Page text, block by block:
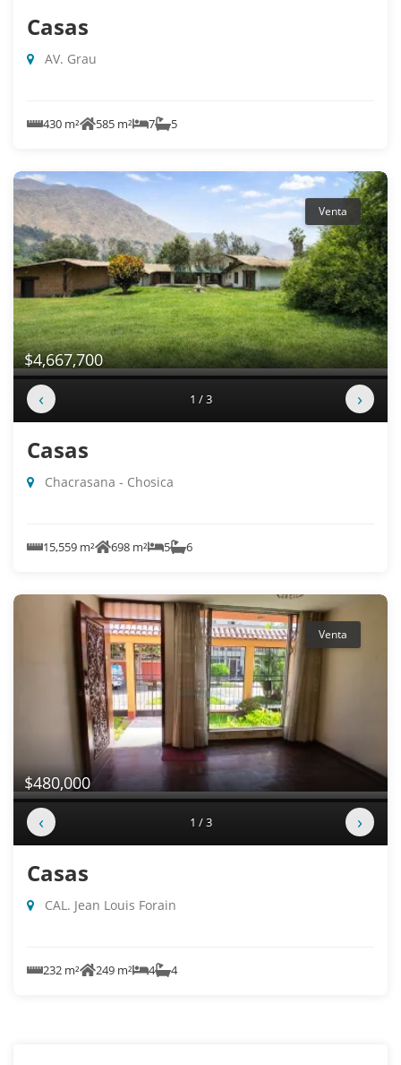
Casas
AV. Grau
430 m² 585 m² 7 5
Venta
$4,667,700
‹ 1 / 3 ›
Casas
Chacrasana - Chosica
15,559 m² 698 m² 5 6
Venta
$480,000
‹ 1 / 3 ›
Casas
CAL. Jean Louis Forain
232 m² 249 m² 4 4